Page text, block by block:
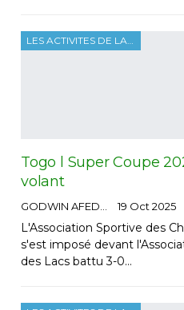
LES ACTIVITES DE LA FTF
Togo l Super Coupe
volant
19 Oct 2025
L'Association Sportive des
s'est imposé devant
des Lacs battu 3-0…